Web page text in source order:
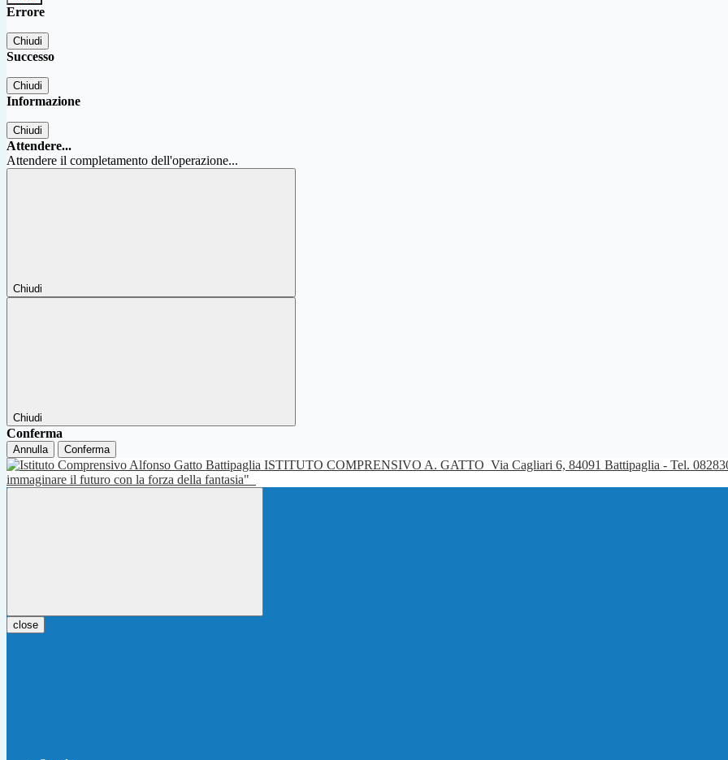
Errore
Chiudi
Successo
Chiudi
Informazione
Chiudi
Attendere...
Attendere il completamento dell'operazione...
Chiudi
Chiudi
Conferma
Annulla Conferma
ISTITUTO COMPRENSIVO A. GATTO Via Cagliari 6, 84091 Battipaglia - Tel.
immaginare il futuro con la forza della fantasia"
close